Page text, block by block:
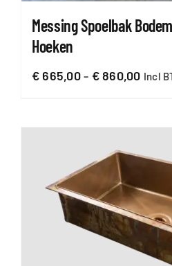
Messing Spoelbak
Hoeken
€ 665,00- €860,00 Incl